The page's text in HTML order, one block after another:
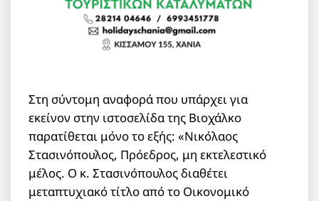
Στη σύντομη αναφορά που υπάρχει για
εκείνον στην ιστοσελίδα της Βιοχάλκο
παρατίθεται μόνο το εξής: «Νικόλαος
Στασινόπουλος, Πρόεδρος, μη εκτελεστικό
μέλος. Ο κ. Στασινόπουλος διαθέτει
μεταπτυχιακό τίτλο από το Οικονομικό